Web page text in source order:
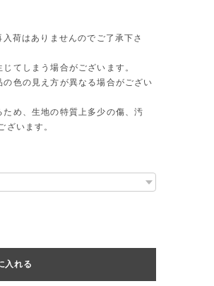
荷はありませんのでご了承下さ
てしまう場合がございます。
の色の見え方が異なる場合がござい
ため、生地の特質上多少の傷、汚
ざいます。
入れる